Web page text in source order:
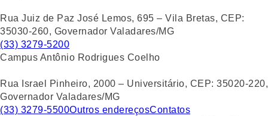
Rua Juiz de Paz José Lemos, 695 – Vila Bretas, CEP:
35030-260, Governador Valadares/MG
(33) 3279-5200
Campus Antônio Rodrigues Coelho
Rua Israel Pinheiro, 2000 – Universitário, CEP: 35020-220,
Governador Valadares/MG
(33) 3279-5500Outros endereçosContatos